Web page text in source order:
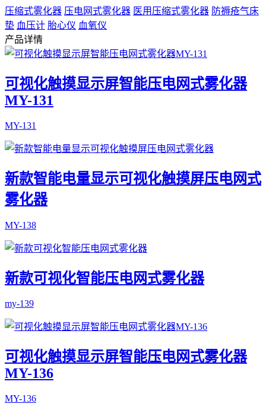
压缩式雾化器 压电网式雾化器 医用压缩式雾化器 防褥疮气床
垫 血压计 胎心仪 血氧仪
产品详情
可视化触摸显示屏智能压电网式雾化器
MY-131
MY-131
新款智能电量显示可视化触摸屏压电网式
雾化器
MY-138
新款可视化智能压电网式雾化器
my-139
可视化触摸显示屏智能压电网式雾化器
MY-136
MY-136